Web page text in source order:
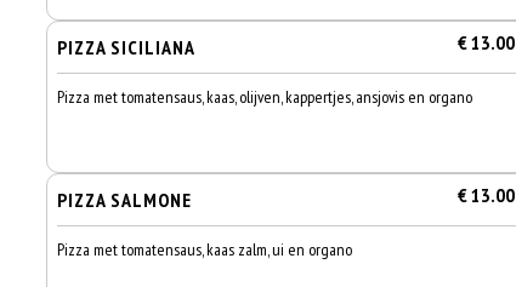
PIZZA SICILIANA € 13.00
Pizza met tomatensaus, kaas, olijven, kappertjes, ansjovis en organo
PIZZA SALMONE € 13.00
Pizza met tomatensaus, kaas zalm, ui en organo